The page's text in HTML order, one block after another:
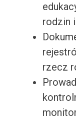
rodzin
rzecz